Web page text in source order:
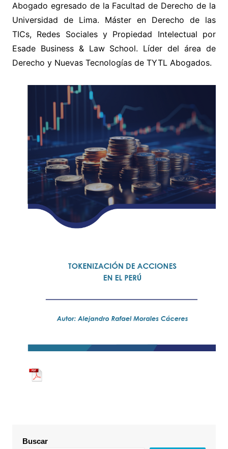
Abogado egresado de la Facultad de Derecho de la
Universidad de Lima. Máster en Derecho de las
TICs, Redes Sociales y Propiedad Intelectual por
Esade Business & Law School. Líder del área de
Derecho y Nuevas Tecnologías de TYTL Abogados.
Buscar